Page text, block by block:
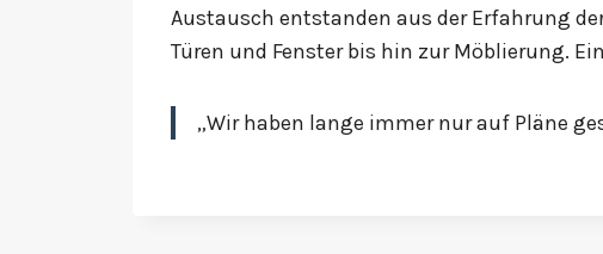
Austausch entstanden aus der Erfahrung
Türen und Fenster bis hin zur Möblierung.
„Wir haben lange immer nur auf Pläne